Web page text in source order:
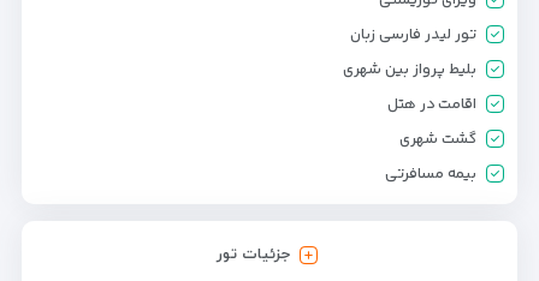
تور لیدر فارسی زبان
بلیط پرواز بین شهری
اقامت در هتل
گشت شهری
بیمه مسافرتی
جزئیات تور